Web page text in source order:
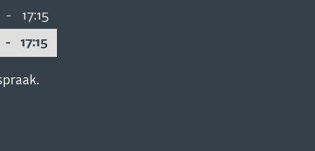
- 17:15
- 17:15